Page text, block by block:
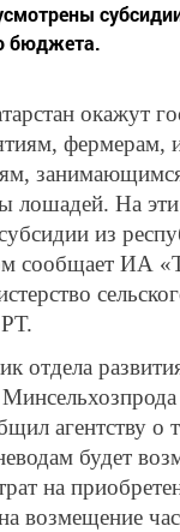
бюджета.
окажут
фермерам,
лошадей. На
из
сообщает ИА
отдела
агентству о
будет
на
возмещение